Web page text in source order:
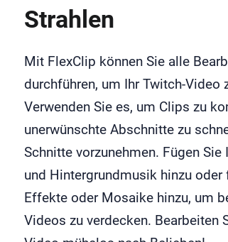
Strahlen
Mit FlexClip können Sie alle
durchführen, um Ihr Twitch-Video
Verwenden Sie es, um Clips zu
unerwünschte Abschnitte zu
Schnitte vorzunehmen. Fügen Sie
und Hintergrundmusik hinzu oder
Effekte oder Mosaike hinzu, um
Videos zu verdecken. Bearbeiten